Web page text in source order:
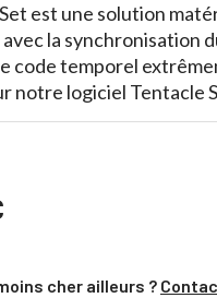
est une solution
la synchronisation
code temporel
logiciel Tentacle
cher ailleurs ?